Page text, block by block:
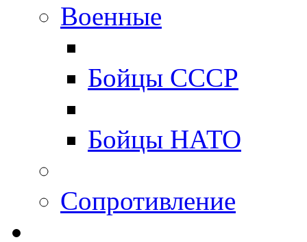
Военные
Бойцы СССР
Бойцы НАТО
Сопротивление